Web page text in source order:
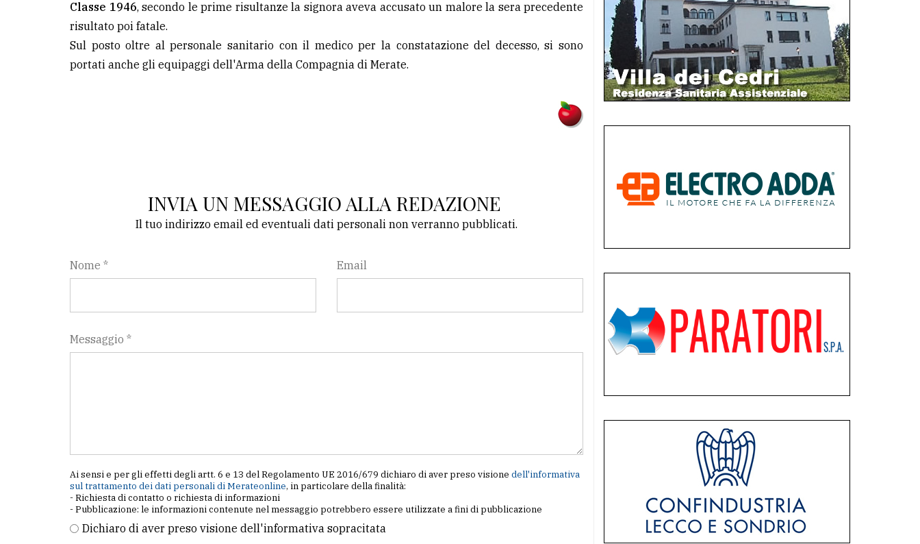
Classe 1946, secondo le prime risultanze la signora aveva accusato un malore la sera precedente
risultato poi fatale.
Sul posto oltre al personale sanitario con il medico per la constatazione del decesso, si sono
portati anche gli equipaggi dell'Arma della Compagnia di Merate.
INVIA UN MESSAGGIO ALLA REDAZIONE
Il tuo indirizzo email ed eventuali dati personali non verranno pubblicati.
Nome * Email
Messaggio *
Ai sensi e per gli effetti degli artt. 6 e 13 del Regolamento UE 2016/679 dichiaro di aver preso visione dell'informativa
sul trattamento dei dati personali di Merateonline, in particolare della finalità:
- Richiesta di contatto o richiesta di informazioni
- Pubblicazione: le informazioni contenute nel messaggio potrebbero essere utilizzate a fini di pubblicazione
Dichiaro di aver preso visione dell'informativa sopracitata